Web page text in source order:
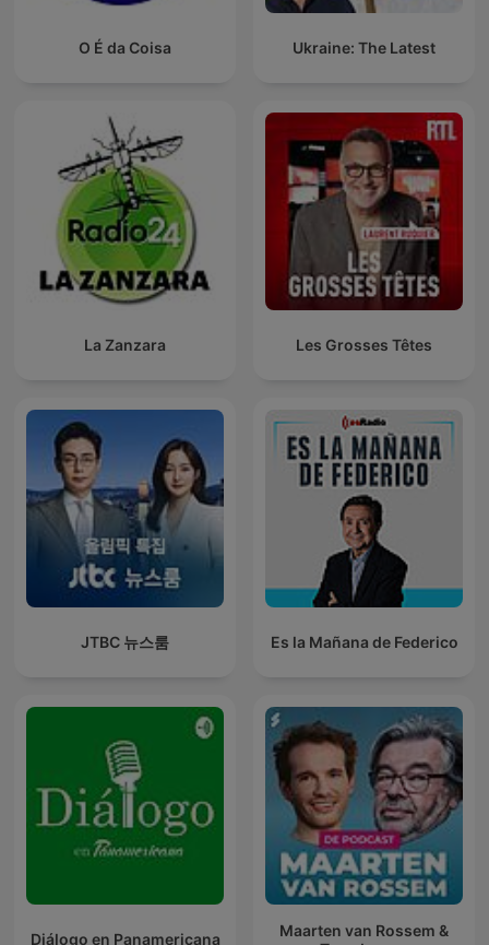
O É da Coisa Ukraine: The Latest
La Zanzara Les Grosses Têtes
JTBC 뉴스룸 Es la Mañana de Federico
Diálogo en Panamericana
Maarten van Rossem &